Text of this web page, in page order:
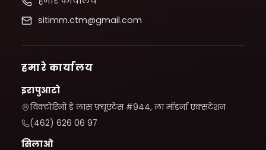
sitimm.ctm@gmail.com
हमारे कार्यालय
इरापुआटो
विक्टोरिनो डे लास फ़्यूएंटेस #944, ला मॉडर्ना एक्सटेंशन
(462) 626 06 97
सिलाओ